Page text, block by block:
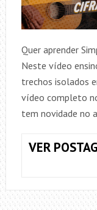
Quer aprender
Neste vídeo
trechos isolados
vídeo completo
tem novidade no
VER